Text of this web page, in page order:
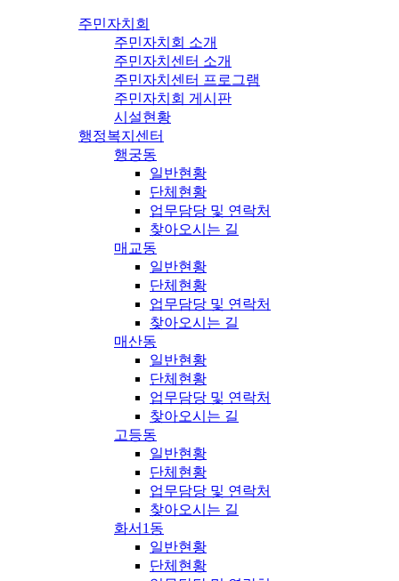
주민자치회
주민자치회 소개
주민자치센터 소개
주민자치센터 프로그램
주민자치회 게시판
시설현황
행정복지센터
행궁동
일반현황
단체현황
업무담당 및 연락처
찾아오시는 길
매교동
일반현황
단체현황
업무담당 및 연락처
찾아오시는 길
매산동
일반현황
단체현황
업무담당 및 연락처
찾아오시는 길
고등동
일반현황
단체현황
업무담당 및 연락처
찾아오시는 길
화서1동
일반현황
단체현황